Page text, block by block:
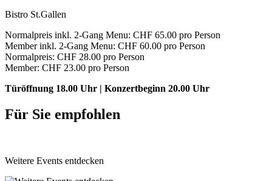
Bistro St.Gallen
Normalpreis inkl. 2-Gang Menu: CHF 65.00 pro Person
Member inkl. 2-Gang Menu: CHF 60.00 pro Person
Normalpreis: CHF 28.00 pro Person
Member: CHF 23.00 pro Person
Türöffnung 18.00 Uhr | Konzertbeginn 20.00 Uhr
Für Sie empfohlen
Weitere Events entdecken